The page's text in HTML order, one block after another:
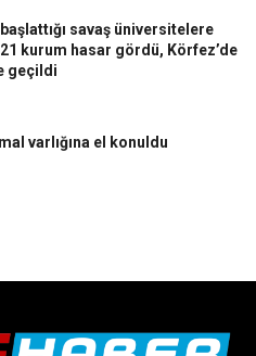
savaş üniversitelere
21 kurum hasar gördü, Körfez’de
geçildi
mal varlığına el konuldu